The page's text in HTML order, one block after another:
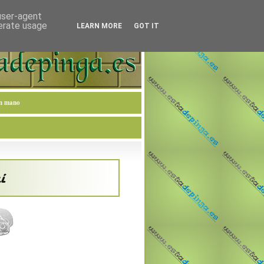
mano
agent
usage
LEARN MORE GOT IT